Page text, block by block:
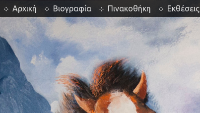
Αρχική Βιογραφία Πινακοθήκη Εκθέσεις